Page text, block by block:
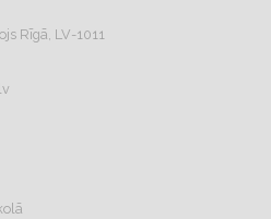
Rīgā, LV-1011